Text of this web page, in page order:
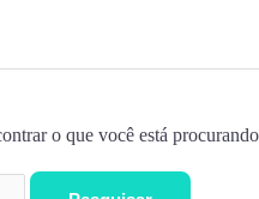
o que você está